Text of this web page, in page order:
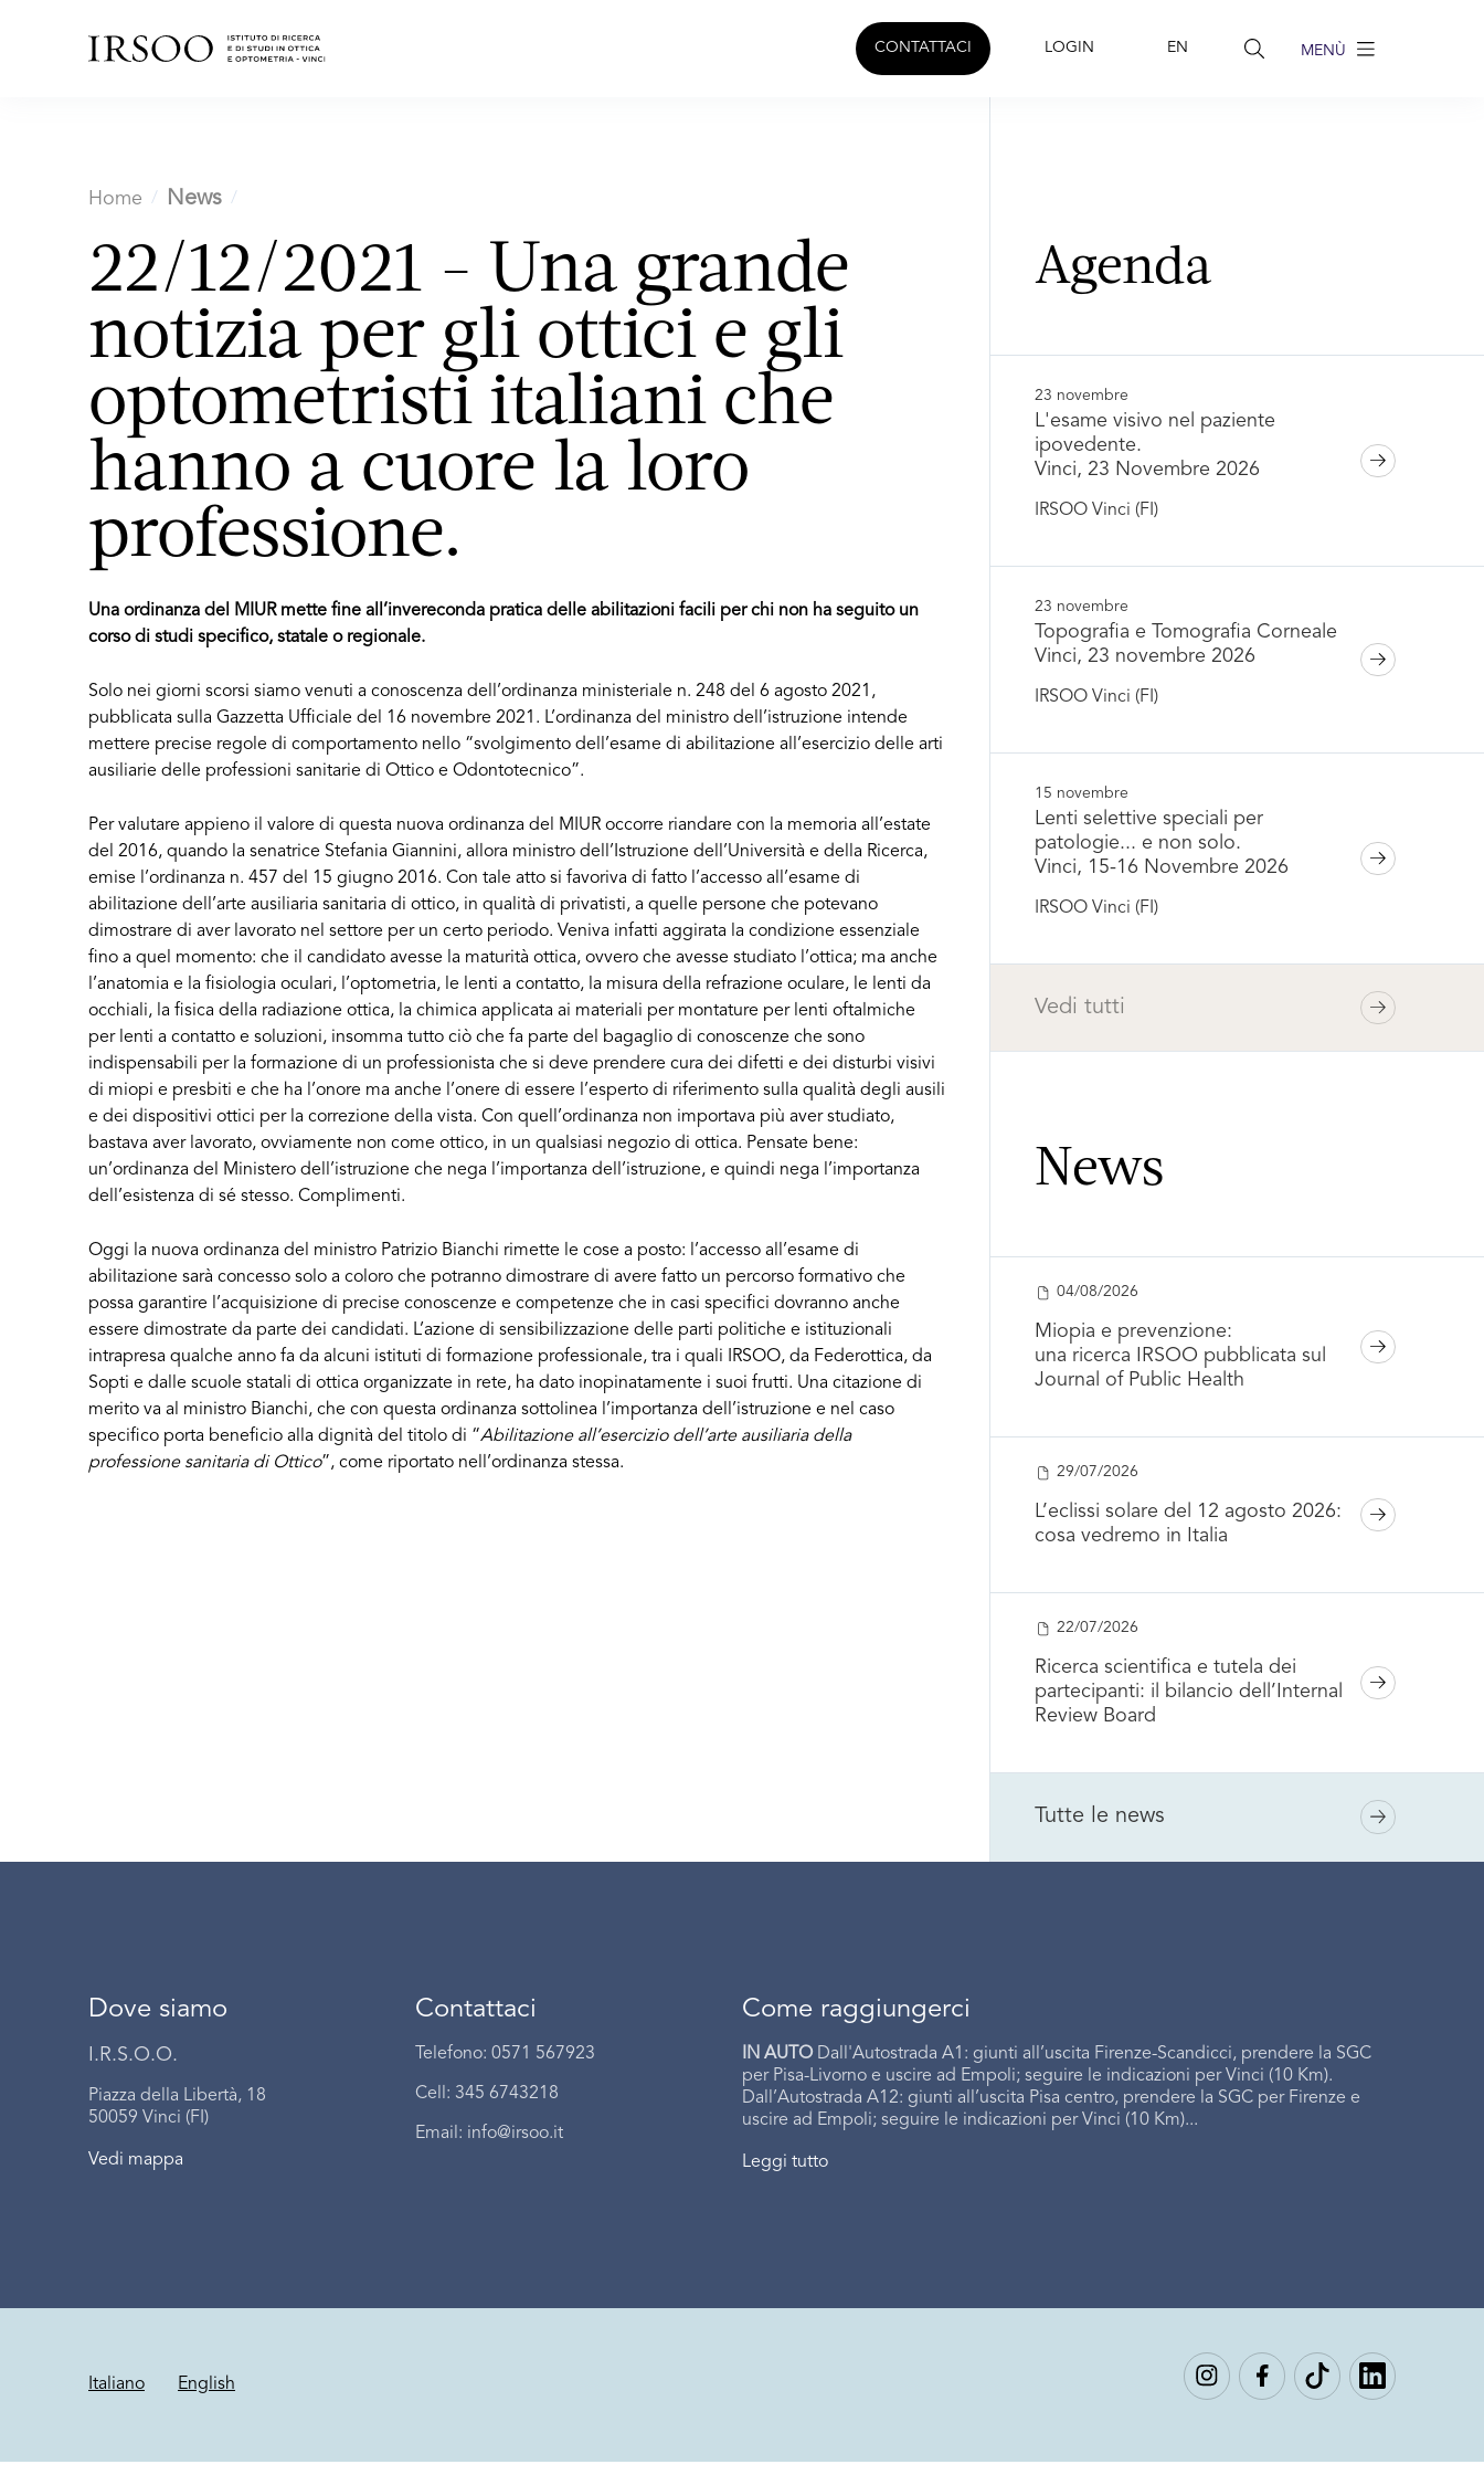
CONTATTACI LOGIN EN
Home News
22/12/2021 - Una grande
notizia per gli ottici e gli
optometristi italiani che
hanno a cuore la loro
professione.
Una ordinanza del MIUR mette fine all’invereconda pratica delle abilitazioni facili per chi non ha seguito un
corso di studi specifico, statale o regionale.
Solo nei giorni scorsi siamo venuti a conoscenza dell’ordinanza ministeriale n. 248 del 6 agosto 2021,
pubblicata sulla Gazzetta Ufficiale del 16 novembre 2021. L’ordinanza del ministro dell’istruzione intende
mettere precise regole di comportamento nello “svolgimento dell’esame di abilitazione all’esercizio delle arti
ausiliarie delle professioni sanitarie di Ottico e Odontotecnico”.
Per valutare appieno il valore di questa nuova ordinanza del MIUR occorre riandare con la memoria all’estate
del 2016, quando la senatrice Stefania Giannini, allora ministro dell’Istruzione dell’Università e della Ricerca,
emise l’ordinanza n. 457 del 15 giugno 2016. Con tale atto si favoriva di fatto l’accesso all’esame di
abilitazione dell’arte ausiliaria sanitaria di ottico, in qualità di privatisti, a quelle persone che potevano
dimostrare di aver lavorato nel settore per un certo periodo. Veniva infatti aggirata la condizione essenziale
fino a quel momento: che il candidato avesse la maturità ottica, ovvero che avesse studiato l’ottica; ma anche
l’anatomia e la fisiologia oculari, l’optometria, le lenti a contatto, la misura della refrazione oculare, le lenti da
occhiali, la fisica della radiazione ottica, la chimica applicata ai materiali per montature per lenti oftalmiche
per lenti a contatto e soluzioni, insomma tutto ciò che fa parte del bagaglio di conoscenze che sono
indispensabili per la formazione di un professionista che si deve prendere cura dei difetti e dei disturbi visivi
di miopi e presbiti e che ha l’onore ma anche l’onere di essere l’esperto di riferimento sulla qualità degli ausili
e dei dispositivi ottici per la correzione della vista. Con quell’ordinanza non importava più aver studiato,
bastava aver lavorato, ovviamente non come ottico, in un qualsiasi negozio di ottica. Pensate bene:
un’ordinanza del Ministero dell’istruzione che nega l’importanza dell’istruzione, e quindi nega l’importanza
dell’esistenza di sé stesso. Complimenti.
Oggi la nuova ordinanza del ministro Patrizio Bianchi rimette le cose a posto: l’accesso all’esame di
abilitazione sarà concesso solo a coloro che potranno dimostrare di avere fatto un percorso formativo che
possa garantire l’acquisizione di precise conoscenze e competenze che in casi specifici dovranno anche
essere dimostrate da parte dei candidati. L’azione di sensibilizzazione delle parti politiche e istituzionali
intrapresa qualche anno fa da alcuni istituti di formazione professionale, tra i quali IRSOO, da Federottica, da
Sopti e dalle scuole statali di ottica organizzate in rete, ha dato inopinatamente i suoi frutti. Una citazione di
merito va al ministro Bianchi, che con questa ordinanza sottolinea l’importanza dell’istruzione e nel caso
specifico porta beneficio alla dignità del titolo di “Abilitazione all’esercizio dell’arte ausiliaria della
professione sanitaria di Ottico”, come riportato nell’ordinanza stessa.
Agenda
23 novembre
L'esame visivo nel paziente
ipovedente.
Vinci, 23 Novembre 2026
IRSOO Vinci (FI)
23 novembre
Topografia e Tomografia Corneale
Vinci, 23 novembre 2026
IRSOO Vinci (FI)
15 novembre
Lenti selettive speciali per
patologie... e non solo.
Vinci, 15-16 Novembre 2026
IRSOO Vinci (FI)
Vedi tutti
News
04/08/2026
Miopia e prevenzione:
una ricerca IRSOO pubblicata sul
Journal of Public Health
29/07/2026
L’eclissi solare del 12 agosto 2026:
cosa vedremo in Italia
22/07/2026
Ricerca scientifica e tutela dei
partecipanti: il bilancio dell’Internal
Review Board
Tutte le news
Dove siamo
I.R.S.O.O.
Piazza della Libertà, 18
50059 Vinci (FI)
Vedi mappa
Contattaci
Telefono: 0571 567923
Cell: 345 6743218
Email: info@irsoo.it
Come raggiungerci
IN AUTODall'Autostrada A1: giunti all’uscita Firenze-Scandicci, prendere la SGC
per Pisa-Livorno e uscire ad Empoli; seguire le indicazioni per Vinci (10 Km).
Dall’Autostrada A12: giunti all’uscita Pisa centro, prendere la SGC per Firenze e
uscire ad Empoli; seguire le indicazioni per Vinci (10 Km)...
Leggi tutto
Italiano English